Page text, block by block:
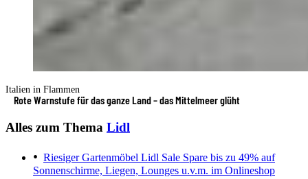
Italien in Flammen
Rote Warnstufe für das ganze Land – das Mittelmeer glüht
Alles zum Thema Lidl
Riesiger Gartenmöbel Lidl Sale Spare bis zu 49% auf
Sonnenschirme, Liegen, Lounges u.v.m. im Onlineshop